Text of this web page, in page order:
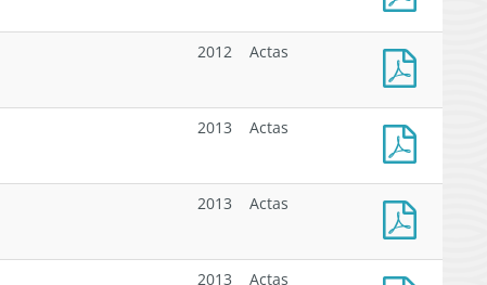
N°2
-
2011
Acta
de
Reunión
N°1
-
2011
2012 Actas
Acta
de
Reunión
N°1
-
2012
2013 Actas
Acta
de
Reunión
N°3
-
2013 Actas
Acta
de
2013 Actas